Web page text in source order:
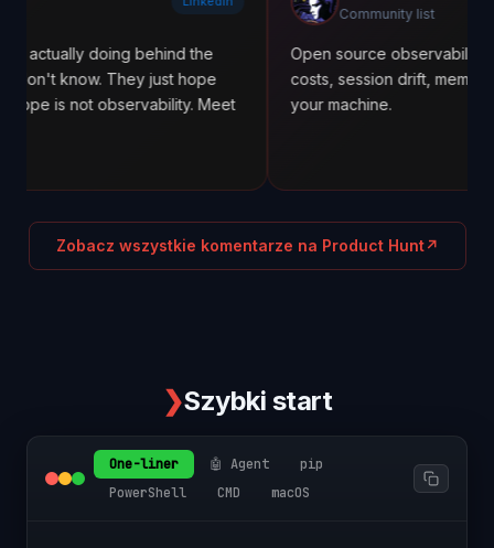
behind the
They just hope
observability. Meet
Community list
Open source observability for
costs, session drift, memory alerts.
your machine.
Zobacz wszystkie komentarze na Product Hunt↗
❯Szybki start
One-liner 🤖 Agent
pip
PowerShell
CMD macOS